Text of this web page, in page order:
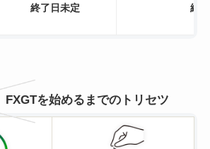
終了日未定
終
FXGTを始めるまでのトリセツ